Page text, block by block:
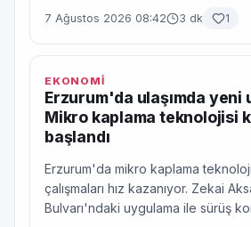
7 Ağustos 2026 08:42 3 dk 1
EKONOMİ
Erzurum'da ulaşımda yeni
Mikro kaplama teknolojisi
başlandı
Erzurum'da mikro kaplama
çalışmaları hız kazanıyor. Zekai
Bulvarı'ndaki uygulama ile sürüş